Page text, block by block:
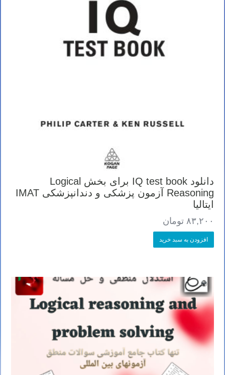
دانلود IQ test book برای بخش Logical
Reasoning آزمون پزشکی و دندانپزشکی IMAT
ایتالیا
۸۳,۲۰۰ تومان
افزودن به سبد خرید